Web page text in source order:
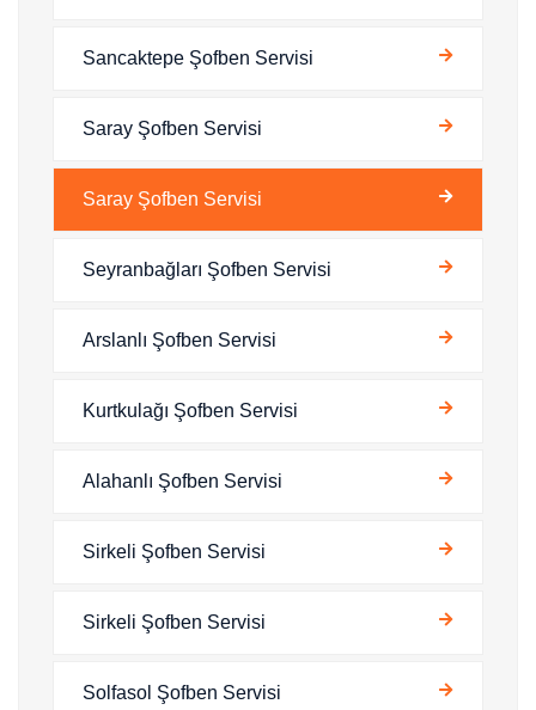
Sancaktepe Şofben Servisi
Saray Şofben Servisi
Saray Şofben Servisi
Seyranbağları Şofben Servisi
Arslanlı Şofben Servisi
Kurtkulağı Şofben Servisi
Alahanlı Şofben Servisi
Sirkeli Şofben Servisi
Sirkeli Şofben Servisi
Solfasol Şofben Servisi